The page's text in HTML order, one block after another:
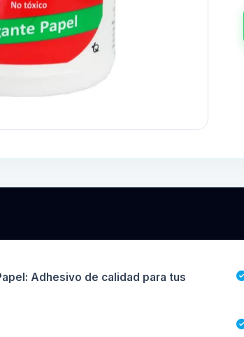
Adhesivo de calidad para tus